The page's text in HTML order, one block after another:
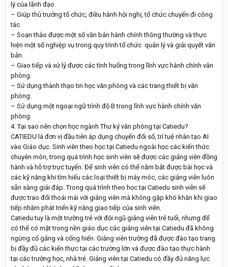
lý của lãnh đạo.
– Giúp thủ trưởng tổ chức, điều hành hội nghị, tổ chức chuyến đi công
tác.
– Soạn thảo được một số văn bản hành chính thông thường và thực
hiện một số nghiệp vụ trong quy trình tổ chức quản lý và giải quyết văn
bản.
– Giao tiếp và xử lý được các tình huống trong lĩnh vực hành chính văn
phòng.
– Sử dụng thành thạo tin học văn phòng và các trang thiết bị văn
phòng.
– Sử dụng một ngoại ngữ trình độ B trong lĩnh vực hành chính văn
phòng.
4. Tại sao nên chọn học ngành Thư ký văn phòng tại Catiedu?
CATIEDU là đơn vị đầu tiên áp dụng chuyển đổi số, trí tuệ nhân tạo AI
vào Giáo dục. Sinh viên theo học tại Catiedu ngoài học các kiến thức
chuyên môn, trong quá trình học sinh viên sẽ được các giảng viên đồng
hành và hỗ trợ trực tuyến. Để sinh viên có thể nắm bắt được bài học và
các kỹ năng khi tìm hiểu các loại thiết bị máy móc, các giảng viên luôn
sẵn sàng giải đáp. Trong quá trình theo học tại Catiedu sinh viên sẽ
được trao đổi thoái mái với giảng viên mà không gặp khó khăn khi giao
tiếp nhằm phát triển kỹ năng giao tiếp của sinh viên.
Catiedu tuy là một trường trẻ với đội ngũ giảng viên trẻ tuổi, nhưng để
có thể có mặt trong nền giáo dục các giảng viên tại Catiedu đã không
ngừng cố gắng và cống hiến. Giảng viên trường đã được đào tạo trang
bị đầy đủ các kiến thực tại các trường lớn và được đào tạo thực hành
tại các trường học, nhà trẻ. Giảng viên tại Catiedu có đầy đủ năng lực